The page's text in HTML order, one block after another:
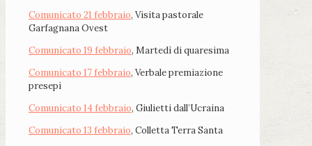
Comunicato 21 febbraio, Visita pastorale
Garfagnana Ovest
Comunicato 19 febbraio, Martedì di quaresima
Comunicato 17 febbraio, Verbale premiazione
presepi
Comunicato 14 febbraio, Giulietti dall’Ucraina
Comunicato 13 febbraio, Colletta Terra Santa